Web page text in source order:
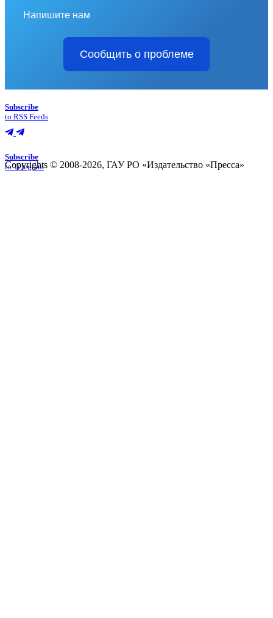
Напишите нам
Сообщить о проблеме
Subscribe
to RSS Feeds
Subscribe
to Telegram
Copyrights © 2008-2026, ГАУ РО «Издательство «Пресса»